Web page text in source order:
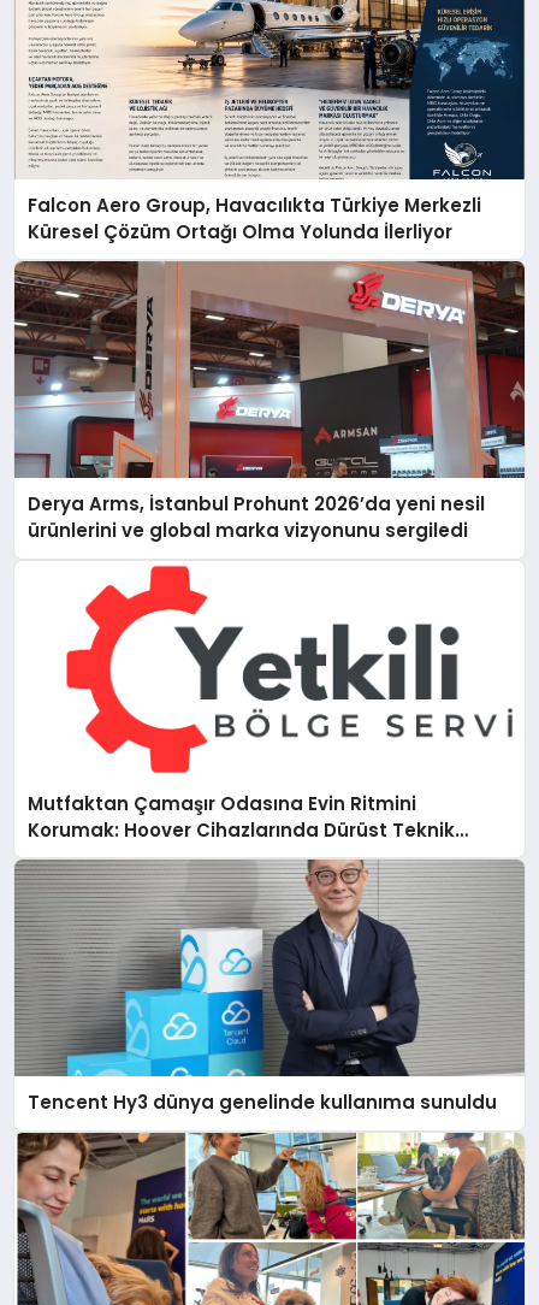
Falcon Aero Group, Havacılıkta Türkiye Merkezli
Küresel Çözüm Ortağı Olma Yolunda İlerliyor
Derya Arms, İstanbul Prohunt 2026’da yeni nesil
ürünlerini ve global marka vizyonunu sergiledi
Mutfaktan Çamaşır Odasına Evin Ritmini
Korumak: Hoover Cihazlarında Dürüst Teknik
Destek Deneyimi
Tencent Hy3 dünya genelinde kullanıma sunuldu